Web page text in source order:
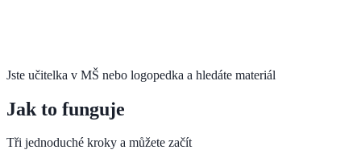
Jste učitelka v MŠ nebo logopedka a hledáte materiál
Jak to funguje
Tři jednoduché kroky a můžete začít